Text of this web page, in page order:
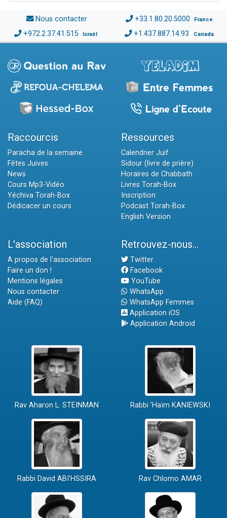
Nous contacter +33.1.80.20.5000 France
+972.2.37.41.515 Israël +1.437.887.14.93 Canada
Raccourcis
Paracha de la semaine
Fêtes Juives
News
Cours Mp3-Vidéo
Yéchiva Torah-Box
Dédicacer un cours
Ressources
Calendrier Juif
Sidour (livre de prière)
Horaires de Chabbath
Livres Torah-Box
Inscription
Podcast Torah-Box
English Version
L'association
A propos de l'association
Faire un don !
Mentions légales
Nous contacter
Aide (FAQ)
Retrouvez-nous...
Twitter
Facebook
YouTube
WhatsApp
WhatsApp Femmes
Application iOS
Application Android
Rav Aharon L. STEINMAN Rabbi 'Haïm KANIEWSKI
Rabbi David ABI'HSSIRA Rav Chlomo AMAR